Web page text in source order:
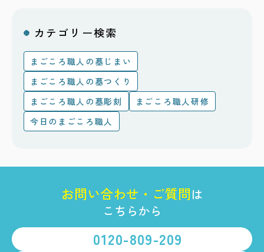
カテゴリー検索
まごころ職人の墓じまい
まごころ職人の墓つくり
まごころ職人の墓彫刻
まごころ職人研修
今日のまごころ職人
お問い合わせ ・ ご質問は
こちらから
0120-809-209